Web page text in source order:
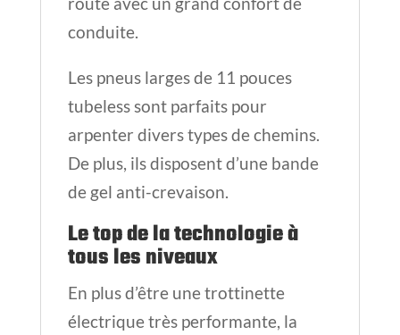
conduite.
Les pneus larges de 11 pouces
tubeless sont parfaits pour
arpenter divers types de chemins.
De plus, ils disposent d’une bande
de gel anti-crevaison.
Le top de la technologie à
tous les niveaux
En plus d’être une trottinette
électrique très performante, la